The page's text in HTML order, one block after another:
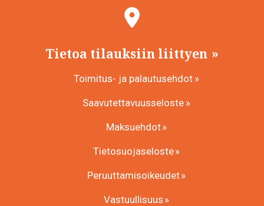
Tietoa tilauksiin liittyen
Toimitus- ja palautusehdot
Saavutettavuusseloste
Maksuehdot
Tietosuojaseloste
Peruuttamisoikeudet
Vastuullisuus